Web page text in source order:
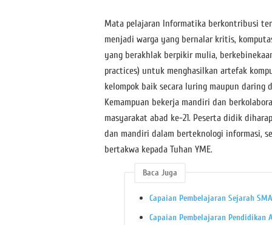
Mata pelajaran Informatika berkontribusi
menjadi warga yang bernalar kritis,
yang berakhlak berpikir mulia,
practices) untuk menghasilkan artefak
kelompok baik secara luring maupun daring
Kemampuan bekerja mandiri dan
masyarakat abad ke-21. Peserta didik
dan mandiri dalam berteknologi informasi,
bertakwa kepada Tuhan YME.
Baca Juga
Capaian Pembelajaran Sejarah
Capaian Pembelajaran Pendidikan